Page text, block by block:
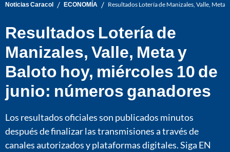
Noticias Caracol / ECONOMÍA / Resultados Lotería de Manizales, Valle,
Resultados Lotería de
Manizales, Valle, Meta y
Baloto hoy, miércoles 10 de
junio: números ganadores
Los resultados oficiales son publicados minutos
después de finalizar las transmisiones a través de
canales autorizados y plataformas digitales. Siga EN